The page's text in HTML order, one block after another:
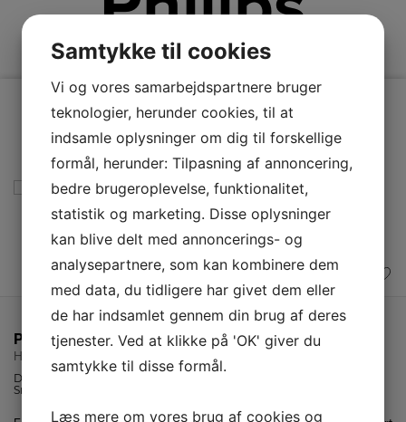
Philips Kaffemaskine
HD7544/20
Dobbeltvægget termokande i rustfrit stål holder temperaturen.
Smart lås på termokande for at bevare aroma.
Samtykke til cookies
Vi og vores samarbejdspartnere bruger
teknologier, herunder cookies, til at
indsamle oplysninger om dig til forskellige
formål, herunder: Tilpasning af annoncering,
bedre brugeroplevelse, funktionalitet,
statistik og marketing. Disse oplysninger
kan blive delt med annoncerings- og
analysepartnere, som kan kombinere dem
med data, du tidligere har givet dem eller
de har indsamlet gennem din brug af deres
tjenester. Ved at klikke på 'OK' giver du
samtykke til disse formål.
Læs mere om vores brug af cookies og